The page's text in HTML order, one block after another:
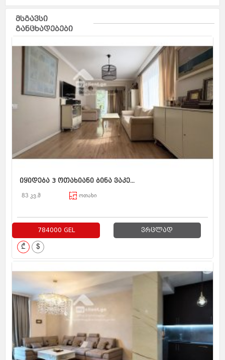
მსგავსი
განცხადებები
იყიდება 3 ოთახიანი ბინა ვაკე...
83 კვ.მ ოთახი
784000 GEL ვრცლად
₾ $